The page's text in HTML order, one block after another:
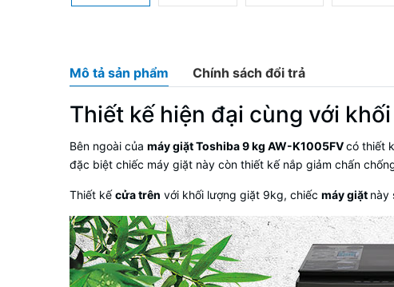
Mô tả sản phẩm Chính sách đổi trả
Thiết kế hiện đại cùng với
Bên ngoài của máy giặt Toshiba 9 kg AW-K1005FVcó thiết
đặc biệt chiếc máy giặt này còn thiết kế nắp giảm chấn
Thiết kếcửa trên với khối lượng giặt 9kg, chiếc máy giặt này